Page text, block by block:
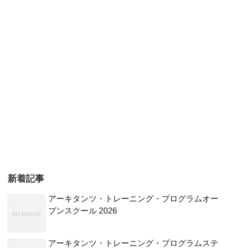
新着記事
アーキタンツ・トレーニング・プログラムオー
プンスクール 2026
アーキタンツ・トレーニング・プログラムステ